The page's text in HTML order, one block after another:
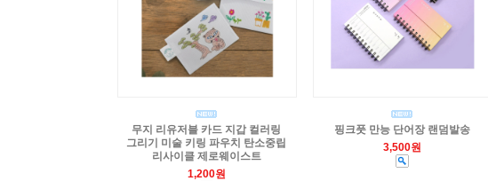
무지 리유저블 카드 지갑 컬러링
그리기 미술 키링 파우치 탄소중립
리사이클 제로웨이스트
1,200원
핑크풋 만능 단어장 랜덤발송
3,500원